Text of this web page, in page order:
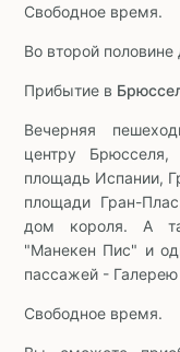
Свободное время.
Во второй
Прибытие в
Вечерняя
центру
площадь Испании,
площади Гран-
дом короля. А
"Манекен Пис" и
пассажей -
Свободное время.